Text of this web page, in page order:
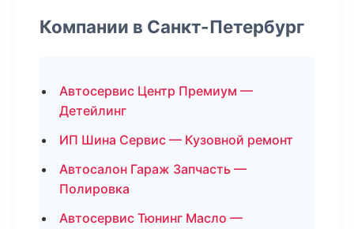
Компании в Санкт-Петербург
Автосервис Центр Премиум —
Детейлинг
ИП Шина Сервис — Кузовной ремонт
Автосалон Гараж Запчасть —
Полировка
Автосервис Тюнинг Масло —